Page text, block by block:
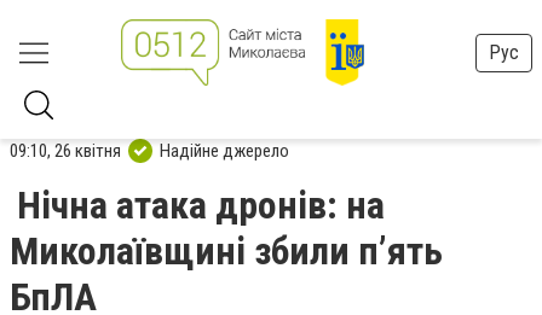
Рус
09:10, 26 квітня Надійне джерело
Нічна атака дронів: на
Миколаївщині збили п’ять
БпЛА